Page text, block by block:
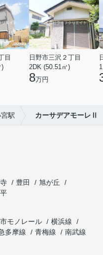
目
)
日野市三沢２丁目
2DK (50.51㎡)
8万円
駅 カーサデアモーレⅡ
豊田
旭が丘
モノレール
横浜線
多摩線 青梅線
南武線